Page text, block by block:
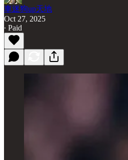
車迷狗up天地
Oct 27, 2025
∙ Paid